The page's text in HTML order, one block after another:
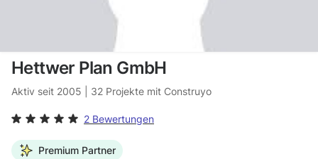
Hettwer Plan GmbH
Aktiv seit 2005 32 Projekte mit Construyo
2 Bewertungen
Premium Partner